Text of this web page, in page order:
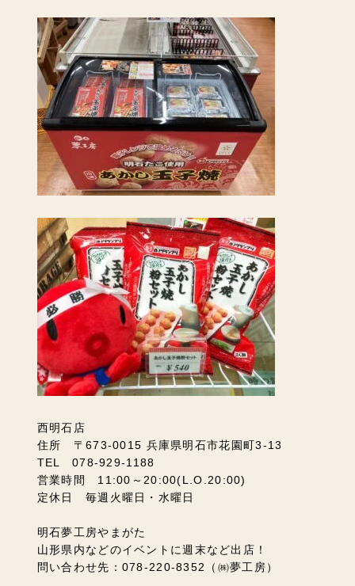
西明石店
住所 〒673-0015 兵庫県明石市花園町3-13
TEL 078-929-1188
営業時間 11:00～20:00(L.O.20:00)
定休日 毎週火曜日・水曜日
明石夢工房やまがた
山形県内などのイベントに週末など出店！
問い合わせ先：078-220-8352（㈱夢工房）